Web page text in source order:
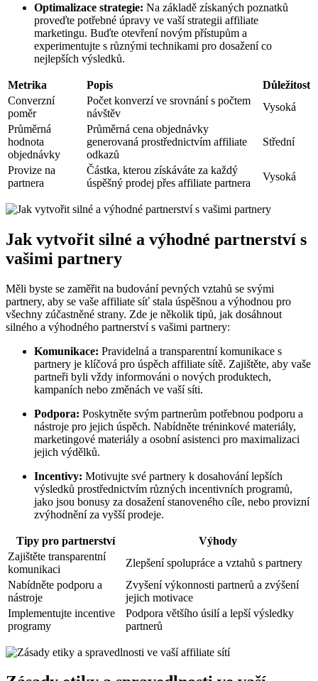
Optimalizace strategie: Na základě získaných poznatků
proveďte potřebné úpravy ve vaší strategii affiliate
marketingu. Buďte otevření novým přístupům a
experimentujte s různými technikami pro dosažení co
nejlepších výsledků.
Metrika Popis
Důležitost
Converzní
poměr
Počet konverzí ve srovnání s počtem
návštěv
Vysoká
Průměrná
hodnota
objednávky
Průměrná cena objednávky
generovaná prostřednictvím affiliate
odkazů
Střední
Provize na
partnera
Částka, kterou získáváte za každý
úspěšný prodej přes affiliate partnera
Vysoká
Jak vytvořit silné a výhodné partnerství s
vašimi partnery
Měli byste se zaměřit na budování pevných vztahů se svými
partnery, aby se vaše affiliate síť stala úspěšnou a výhodnou pro
všechny zúčastněné strany. Zde je několik tipů, jak dosáhnout
silného a výhodného partnerství s vašimi partnery:
Komunikace: Pravidelná a transparentní komunikace s
partnery je klíčová pro úspěch affiliate sítě. Zajištěte, aby vaše
partneři byli vždy informováni o nových produktech,
kampaních nebo změnách ve vaší síti.
Podpora: Poskytněte svým partnerům potřebnou podporu a
nástroje pro jejich úspěch. Nabídněte tréninkové materiály,
marketingové materiály a osobní asistenci pro maximalizaci
jejich výdělků.
Incentivy: Motivujte své partnery k dosahování lepších
výsledků prostřednictvím různých incentivních programů,
jako jsou bonusy za dosažení stanoveného cíle, nebo provizní
zvýhodnění za vyšší prodeje.
Tipy pro partnerství
Výhody
Zajištěte transparentní
komunikaci
Zlepšení spolupráce a vztahů s partnery
Nabídněte podporu a
nástroje
Zvyšení výkonnosti partnerů a zvýšení
jejich motivace
Implementujte incentive
programy
Podpora většího úsilí a lepší výsledky
partnerů